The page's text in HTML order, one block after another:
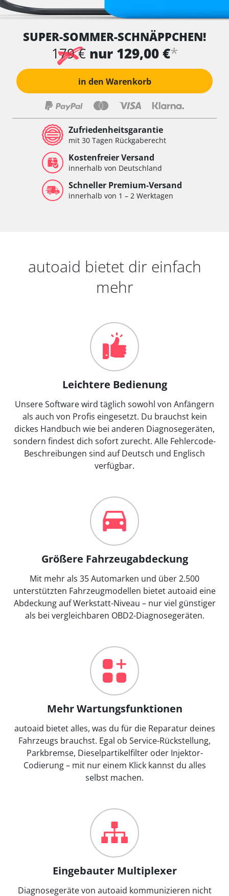
SUPER-SOMMER-SCHNÄPPCHEN!
179 € nur 129,00 €*
in den Warenkorb
Zufriedenheitsgarantie
mit 30 Tagen Rückgaberecht
Kostenfreier Versand
innerhalb von Deutschland
Schneller Premium-Versand
innerhalb von 1 – 2 Werktagen
autoaid bietet dir einfach
mehr
Leichtere Bedienung
Unsere Software wird täglich sowohl von Anfängern
als auch von Profis eingesetzt. Du brauchst kein
dickes Handbuch wie bei anderen Diagnosegeräten,
sondern findest dich sofort zurecht. Alle Fehlercode-
Beschreibungen sind auf Deutsch und Englisch
verfügbar.
Größere Fahrzeugabdeckung
Mit mehr als 35 Automarken und über 2.500
unterstützten Fahrzeugmodellen bietet autoaid eine
Abdeckung auf Werkstatt-Niveau – nur viel günstiger
als bei vergleichbaren OBD2-Diagnosegeräten.
Mehr Wartungsfunktionen
autoaid bietet alles, was du für die Reparatur deines
Fahrzeugs brauchst. Egal ob Service-Rückstellung,
Parkbremse, Dieselpartikelfilter oder Injektor-
Codierung – mit nur einem Klick kannst du alles
selbst machen.
Eingebauter Multiplexer
Diagnosegeräte von autoaid kommunizieren nicht